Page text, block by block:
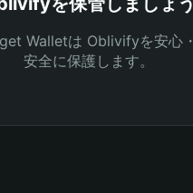
Walletは Oblivifyを安心・
安全に保護します。